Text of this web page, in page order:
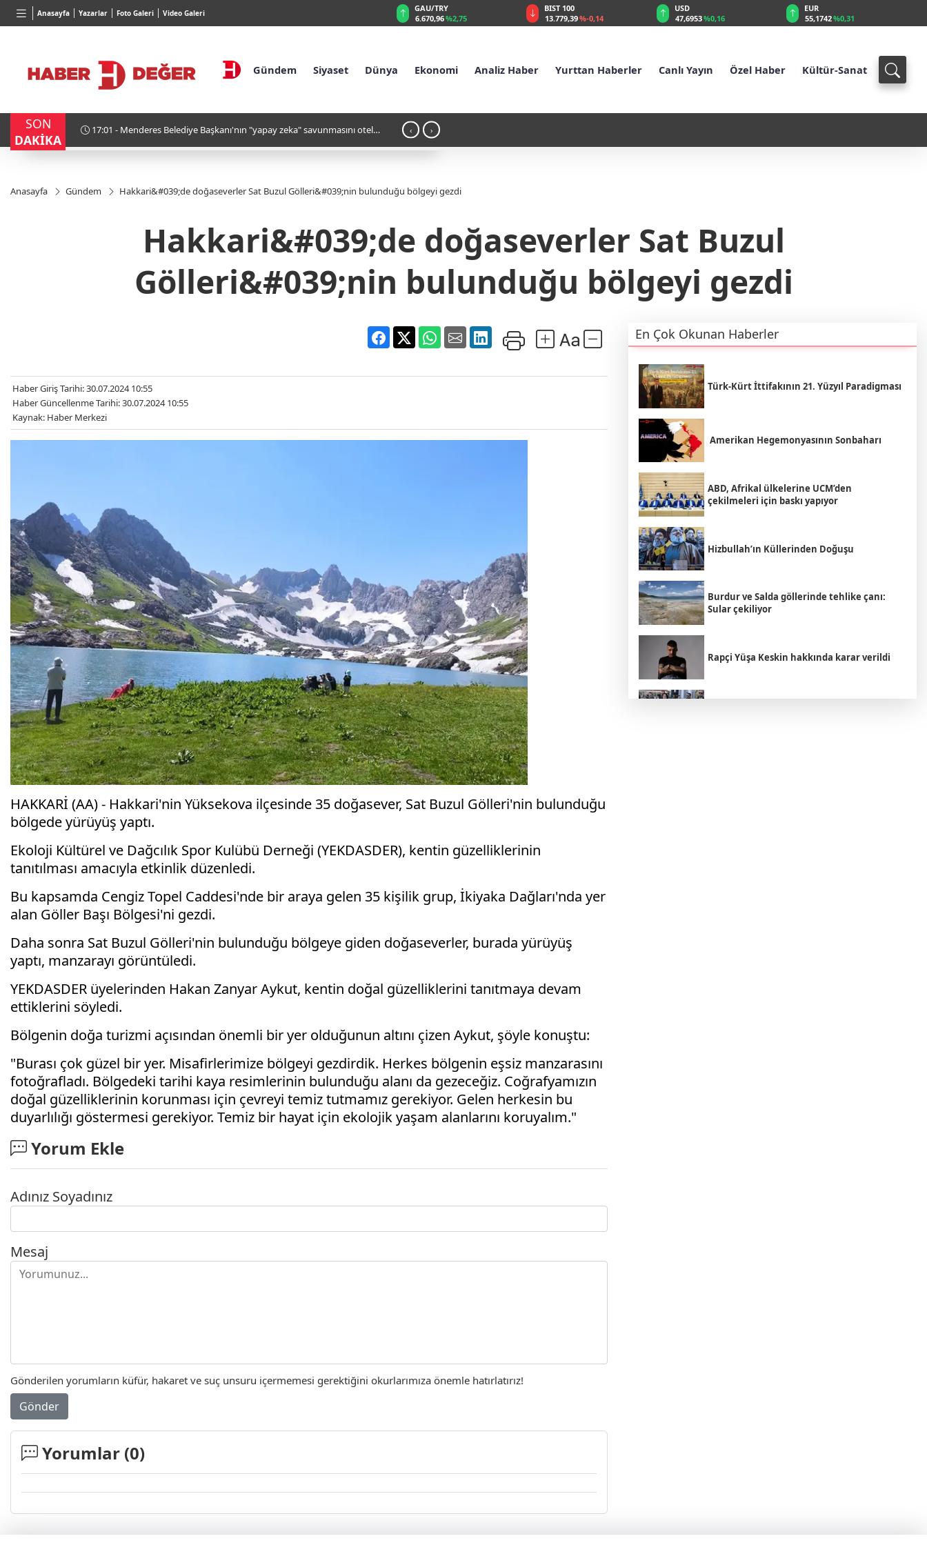
Anasayfa Yazarlar Foto Galeri Video Galeri
TND
16,2395%-0,01
BGN
27,9743 %-0,22
GAU/TRY
6.670,96%2,75
BIST 100
13.779,39%-0,14
USD
47,6953%0,16
EUR
55,1742%0,31
Gündem Siyaset Dünya Ekonomi Analiz Haber Yurttan Haberler Canlı Yayın Özel Haber Kültür-Sanat
SON
DAKİKA
17:01 - Menderes Belediye Başkanı'nın "yapay zeka" savunmasını otel ‹ ›
Anasayfa Gündem Hakkari&#039;de doğaseverler Sat Buzul Gölleri&#039;nin bulunduğu bölgeyi gezdi
Hakkari&#039;de doğaseverler Sat Buzul
Gölleri&#039;nin bulunduğu bölgeyi gezdi
Haber Giriş Tarihi: 30.07.2024 10:55
Haber Güncellenme Tarihi: 30.07.2024 10:55
Kaynak: Haber Merkezi
HAKKARİ (AA) - Hakkari'nin Yüksekova ilçesinde 35 doğasever, Sat Buzul Gölleri'nin bulunduğu
bölgede yürüyüş yaptı.
Ekoloji Kültürel ve Dağcılık Spor Kulübü Derneği (YEKDASDER), kentin güzelliklerinin
tanıtılması amacıyla etkinlik düzenledi.
Bu kapsamda Cengiz Topel Caddesi'nde bir araya gelen 35 kişilik grup, İkiyaka Dağları'nda yer
alan Göller Başı Bölgesi'ni gezdi.
Daha sonra Sat Buzul Gölleri'nin bulunduğu bölgeye giden doğaseverler, burada yürüyüş
yaptı, manzarayı görüntüledi.
YEKDASDER üyelerinden Hakan Zanyar Aykut, kentin doğal güzelliklerini tanıtmaya devam
ettiklerini söyledi.
Bölgenin doğa turizmi açısından önemli bir yer olduğunun altını çizen Aykut, şöyle konuştu:
"Burası çok güzel bir yer. Misafirlerimize bölgeyi gezdirdik. Herkes bölgenin eşsiz manzarasını
fotoğrafladı. Bölgedeki tarihi kaya resimlerinin bulunduğu alanı da gezeceğiz. Coğrafyamızın
doğal güzelliklerinin korunması için çevreyi temiz tutmamız gerekiyor. Gelen herkesin bu
duyarlılığı göstermesi gerekiyor. Temiz bir hayat için ekolojik yaşam alanlarını koruyalım."
Yorum Ekle
Adınız Soyadınız
Mesaj
Gönderilen yorumların küfür, hakaret ve suç unsuru içermemesi gerektiğini okurlarımıza önemle hatırlatırız!
Gönder
Yorumlar (0)
En Çok Okunan Haberler
Türk-Kürt İttifakının 21. Yüzyıl Paradigması
Amerikan Hegemonyasının Sonbaharı
ABD, Afrikal ülkelerine UCM’den
çekilmeleri için baskı yapıyor
Hizbullah’ın Küllerinden Doğuşu
Burdur ve Salda göllerinde tehlike çanı:
Sular çekiliyor
Rapçi Yüşa Keskin hakkında karar verildi